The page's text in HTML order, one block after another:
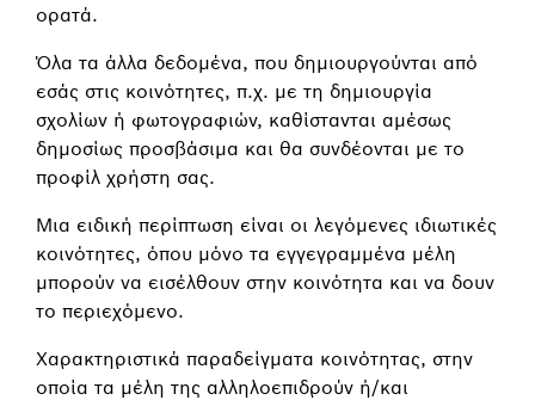
ορατά.
Όλα τα άλλα δεδομένα, που δημιουργούνται από
εσάς στις κοινότητες, π.χ. με τη δημιουργία
σχολίων ή φωτογραφιών, καθίστανται αμέσως
δημοσίως προσβάσιμα και θα συνδέονται με το
προφίλ χρήστη σας.
Μια ειδική περίπτωση είναι οι λεγόμενες ιδιωτικές
κοινότητες, όπου μόνο τα εγγεγραμμένα μέλη
μπορούν να εισέλθουν στην κοινότητα και να δουν
το περιεχόμενο.
Χαρακτηριστικά παραδείγματα κοινότητας, στην
οποία τα μέλη της αλληλοεπιδρούν ή/και